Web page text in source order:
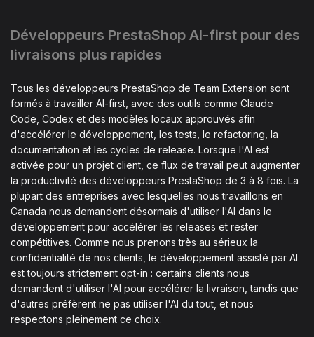
Développeurs PrestaShop AI-first pour des
livraisons plus rapides
Tous les développeurs PrestaShop de Team Extension sont
formés à travailler AI-first, avec des outils comme Claude
Code, Codex et des modèles locaux approuvés afin
d'accélérer le développement, les tests, le refactoring, la
documentation et les cycles de release. Lorsque l'AI est
activée pour un projet client, ce flux de travail peut augmenter
la productivité des développeurs PrestaShop de 3 à 8 fois. La
plupart des entreprises avec lesquelles nous travaillons en
Canada nous demandent désormais d'utiliser l'AI dans le
développement pour accélérer les releases et rester
compétitives. Comme nous prenons très au sérieux la
confidentialité de nos clients, le développement assisté par AI
est toujours strictement opt-in : certains clients nous
demandent d'utiliser l'AI pour accélérer la livraison, tandis que
d'autres préfèrent ne pas utiliser l'AI du tout, et nous
respectons pleinement ce choix.